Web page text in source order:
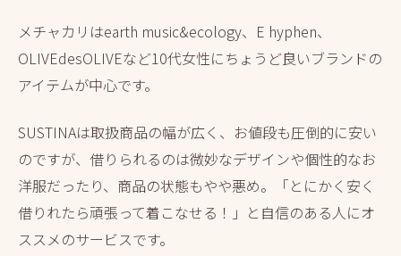
メチャカリはearth music&ecology、E hyphen、
OLIVEdesOLIVEなど10代女性にちょうど良いブランドの
アイテムが中心です。
SUSTINAは取扱商品の幅が広く、お値段も圧倒的に安い
のですが、借りられるのは微妙なデザインや個性的なお
洋服だったり、商品の状態もやや悪め。「とにかく安く
借りれたら頑張って着こなせる！」と自信のある人にオ
ススメのサービスです。